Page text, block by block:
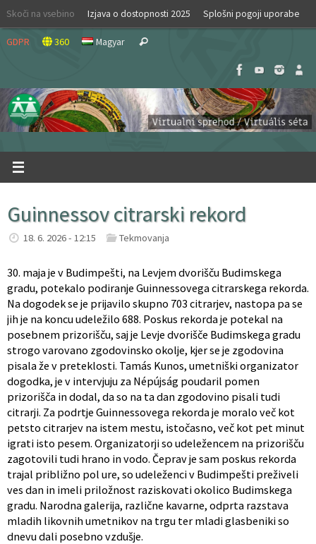
Skip
content
Skoči na vsebino Izjava o dostopnosti 2025 Splošni pogoji uporabe
GDPR 360 Magyar Search
Guinnessov citrarski rekord
18. 6. 2026 - 12:15 Tekmovanja
30. maja je v Budimpešti, na Levjem dvorišču Budimskega
gradu, potekalo podiranje Guinnessovega citrarskega rekorda.
Na dogodek se je prijavilo skupno 703 citrarjev, nastopa pa se
jih je na koncu udeležilo 688. Poskus rekorda je potekal na
posebnem prizorišču, saj je Levje dvorišče Budimskega gradu
strogo varovano zgodovinsko okolje, kjer se je zgodovina
pisala že v preteklosti. Tamás Kunos, umetniški organizator
dogodka, je v intervjuju za Népújság poudaril pomen
prizorišča in dodal, da so na ta dan zgodovino pisali tudi
citrarji. Za podrtje Guinnessovega rekorda je moralo več kot
petsto citrarjev na istem mestu, istočasno, več kot pet minut
igrati isto pesem. Organizatorji so udeležencem na prizorišču
zagotovili tudi hrano in vodo. Čeprav je sam poskus rekorda
trajal približno pol ure, so udeleženci v Budimpešti preživeli
ves dan in imeli priložnost raziskovati okolico Budimskega
gradu. Narodna galerija, različne kavarne, odprta razstava
mladih likovnih umetnikov na trgu ter mladi glasbeniki so
dnevu dali posebno vzdušje.